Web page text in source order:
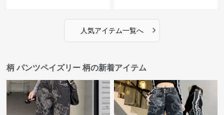
人気アイテム一覧へ ›
柄 パンツペイズリー 柄の新着アイテム